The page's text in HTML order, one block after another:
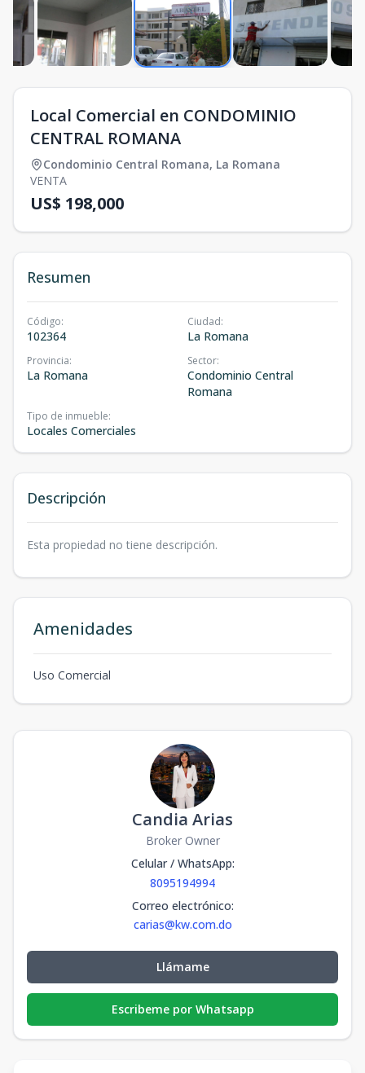
Local Comercial en CONDOMINIO
CENTRAL ROMANA
Condominio Central Romana, La Romana
VENTA
US$ 198,000
Resumen
Código:
102364
Ciudad:
La Romana
Provincia:
La Romana
Sector:
Condominio Central
Romana
Tipo de inmueble:
Locales Comerciales
Descripción
Esta propiedad no tiene descripción.
Amenidades
Uso Comercial
Candia Arias
Broker Owner
Celular / WhatsApp:
8095194994
Correo electrónico:
carias@kw.com.do
Llámame
Escribeme por Whatsapp